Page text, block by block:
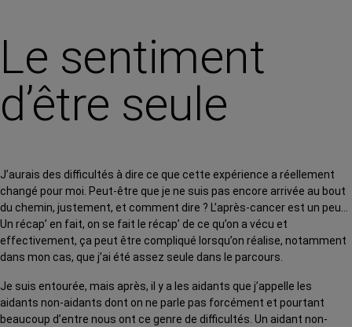
Le sentiment
d’être seule
J’aurais des difficultés à dire ce que cette expérience a réellement
changé pour moi. Peut-être que je ne suis pas encore arrivée au bout
du chemin, justement, et comment dire ? L’après-cancer est un peu…
Un récap’ en fait, on se fait le récap’ de ce qu’on a vécu et
effectivement, ça peut être compliqué lorsqu’on réalise, notamment
dans mon cas, que j’ai été assez seule dans le parcours.
Je suis entourée, mais après, il y a les aidants que j’appelle les
aidants non-aidants dont on ne parle pas forcément et pourtant
beaucoup d’entre nous ont ce genre de difficultés. Un aidant non-